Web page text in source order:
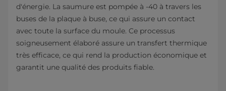
d'énergie. La saumure est pompée à -40 à travers les
buses de la plaque à buse, ce qui assure un contact
avec toute la surface du moule. Ce processus
soigneusement élaboré assure un transfert thermique
très efficace, ce qui rend la production économique et
garantit une qualité des produits fiable.